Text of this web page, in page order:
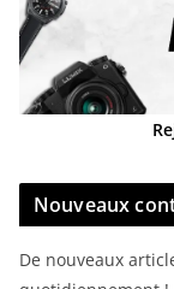
Nouveaux
De nouveaux